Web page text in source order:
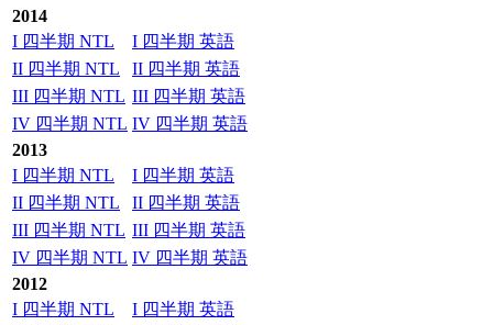
2014
I 四半期 NTL
I 四半期 英語
II 四半期 NTL
II 四半期 英語
III 四半期 NTL III 四半期 英語
IV 四半期 NTL IV 四半期 英語
2013
I 四半期 NTL
I 四半期 英語
II 四半期 NTL
II 四半期 英語
III 四半期 NTL III 四半期 英語
IV 四半期 NTL IV 四半期 英語
2012
I 四半期 NTL
I 四半期 英語